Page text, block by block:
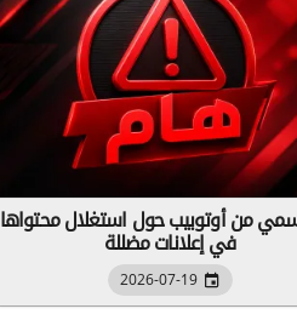
من أوتوبيب حول استغلال محتواها
في إعلانات مضللة
2026-07-19